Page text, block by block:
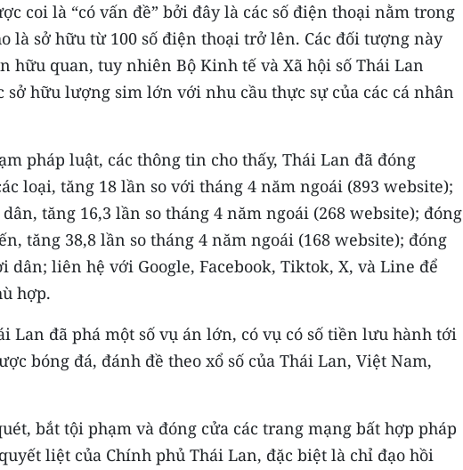
coi là “có vấn đề” bởi đây là các số điện thoại nằm trong
là sở hữu từ 100 số điện thoại trở lên. Các đối tượng này
hữu quan, tuy nhiên Bộ Kinh tế và Xã hội số Thái Lan
hữu lượng sim lớn với nhu cầu thực sự của các cá nhân
pháp luật, các thông tin cho thấy, Thái Lan đã đóng
loại, tăng 18 lần so với tháng 4 năm ngoái (893 website);
tăng 16,3 lần so tháng 4 năm ngoái (268 website); đóng
tăng 38,8 lần so tháng 4 năm ngoái (168 website); đóng
dân; liên hệ với Google, Facebook, Tiktok, X, và Line để
hợp.
Lan đã phá một số vụ án lớn, có vụ có số tiền lưu hành tới
bóng đá, đánh đề theo xổ số của Thái Lan, Việt Nam,
bắt tội phạm và đóng cửa các trang mạng bất hợp pháp
liệt của Chính phủ Thái Lan, đặc biệt là chỉ đạo hồi